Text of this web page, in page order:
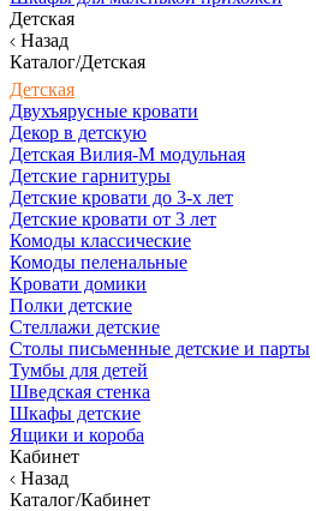
Детская
Назад
Каталог/Детская
Детская
Двухъярусные кровати
Декор в детскую
Детская Вилия-М модульная
Детские гарнитуры
Детские кровати до 3-х лет
Детские кровати от 3 лет
Комоды классические
Комоды пеленальные
Кровати домики
Полки детские
Стеллажи детские
Столы письменные детские и парты
Тумбы для детей
Шведская стенка
Шкафы детские
Ящики и короба
Кабинет
Назад
Каталог/Кабинет